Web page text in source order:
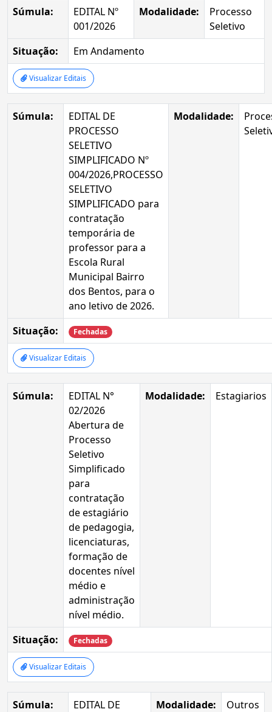
Súmula:
EDITAL Nº
001/2026
Modalidade:
Processo
Seletivo
Situação:
Em Andamento
Visualizar Editais
Súmula:
EDITAL DE
PROCESSO
SELETIVO
SIMPLIFICADO Nº
004/2026,PROCESSO
SELETIVO
SIMPLIFICADO para
contratação
temporária de
professor para a
Escola Rural
Municipal Bairro
dos Bentos, para o
ano letivo de 2026.
Modalidade:
Situação: Fechadas
Visualizar Editais
Súmula:
EDITAL N°
02/2026
Abertura de
Processo
Seletivo
Simplificado
para
contratação
de estagiário
de pedagogia,
licenciaturas,
formação de
docentes nível
médio e
administração
nível médio.
Modalidade: Estagiarios
Situação: Fechadas
Visualizar Editais
Súmula:
EDITAL DE
Modalidade: Outros